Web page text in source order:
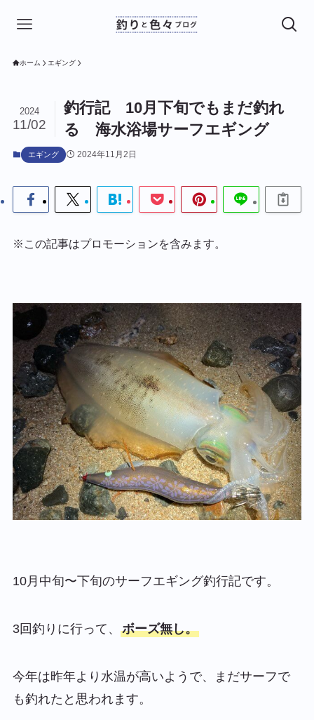
ホーム エギング
釣行記 10月下旬でもまだ釣れ
る 海水浴場サーフエギング
2024
11/02
エギング 2024年11月2日
※この記事はプロモーションを含みます。
10月中旬〜下旬のサーフエギング釣行記です。
3回釣りに行って、 ボーズ無し。
今年は昨年より水温が高いようで、まだサーフで
も釣れたと思われます。